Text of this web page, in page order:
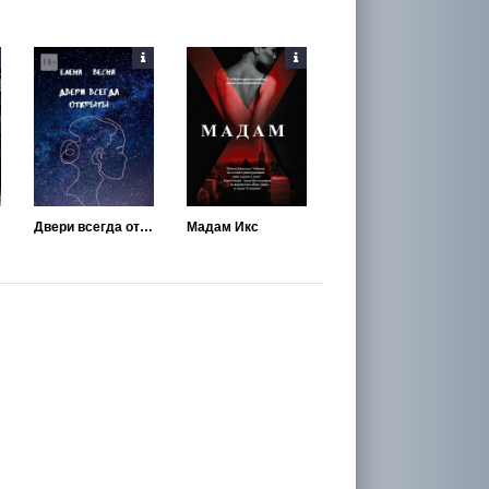
Двери всегда открыты Мадам Икс